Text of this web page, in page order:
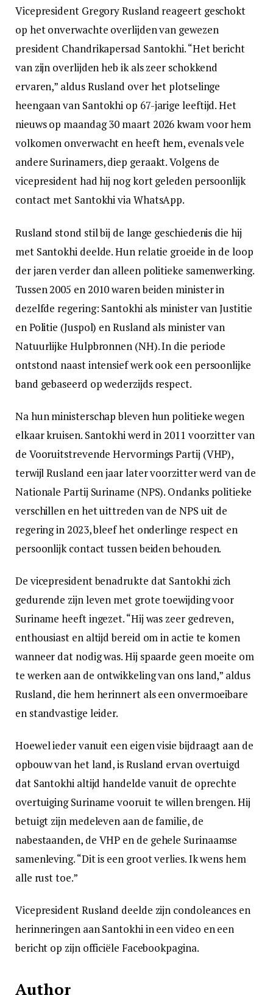
Vicepresident Gregory Rusland reageert geschokt
op het onverwachte overlijden van gewezen
president Chandrikapersad Santokhi. “Het bericht
van zijn overlijden heb ik als zeer schokkend
ervaren,” aldus Rusland over het plotselinge
heengaan van Santokhi op 67-jarige leeftijd. Het
nieuws op maandag 30 maart 2026 kwam voor hem
volkomen onverwacht en heeft hem, evenals vele
andere Surinamers, diep geraakt. Volgens de
vicepresident had hij nog kort geleden persoonlijk
contact met Santokhi via WhatsApp.
Rusland stond stil bij de lange geschiedenis die hij
met Santokhi deelde. Hun relatie groeide in de loop
der jaren verder dan alleen politieke samenwerking.
Tussen 2005 en 2010 waren beiden minister in
dezelfde regering: Santokhi als minister van Justitie
en Politie (Juspol) en Rusland als minister van
Natuurlijke Hulpbronnen (NH). In die periode
ontstond naast intensief werk ook een persoonlijke
band gebaseerd op wederzijds respect.
Na hun ministerschap bleven hun politieke wegen
elkaar kruisen. Santokhi werd in 2011 voorzitter van
de Vooruitstrevende Hervormings Partij (VHP),
terwijl Rusland een jaar later voorzitter werd van de
Nationale Partij Suriname (NPS). Ondanks politieke
verschillen en het uittreden van de NPS uit de
regering in 2023, bleef het onderlinge respect en
persoonlijk contact tussen beiden behouden.
De vicepresident benadrukte dat Santokhi zich
gedurende zijn leven met grote toewijding voor
Suriname heeft ingezet. “Hij was zeer gedreven,
enthousiast en altijd bereid om in actie te komen
wanneer dat nodig was. Hij spaarde geen moeite om
te werken aan de ontwikkeling van ons land,” aldus
Rusland, die hem herinnert als een onvermoeibare
en standvastige leider.
Hoewel ieder vanuit een eigen visie bijdraagt aan de
opbouw van het land, is Rusland ervan overtuigd
dat Santokhi altijd handelde vanuit de oprechte
overtuiging Suriname vooruit te willen brengen. Hij
betuigt zijn medeleven aan de familie, de
nabestaanden, de VHP en de gehele Surinaamse
samenleving. “Dit is een groot verlies. Ik wens hem
alle rust toe.”
Vicepresident Rusland deelde zijn condoleances en
herinneringen aan Santokhi in een video en een
bericht op zijn officiële Facebookpagina.
Author